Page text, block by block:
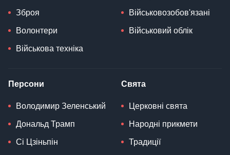
Зброя
Волонтери
Військова техніка
Військовозобов'язані
Військовий облік
Персони
Володимир Зеленський
Дональд Трамп
Сі Цзіньпін
Свята
Церковні свята
Народні прикмети
Традиції